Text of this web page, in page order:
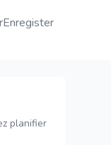
Enregister
planifier